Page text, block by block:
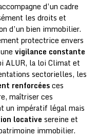
d’un cadre
les droits et
d’un bien immobilier.
protectrice envers
vigilance constante
ALUR, la loi Climat et
sectorielles, les
renforcéesces
maîtriser ces
un impératif légal mais
locative sereine et
immobilier.